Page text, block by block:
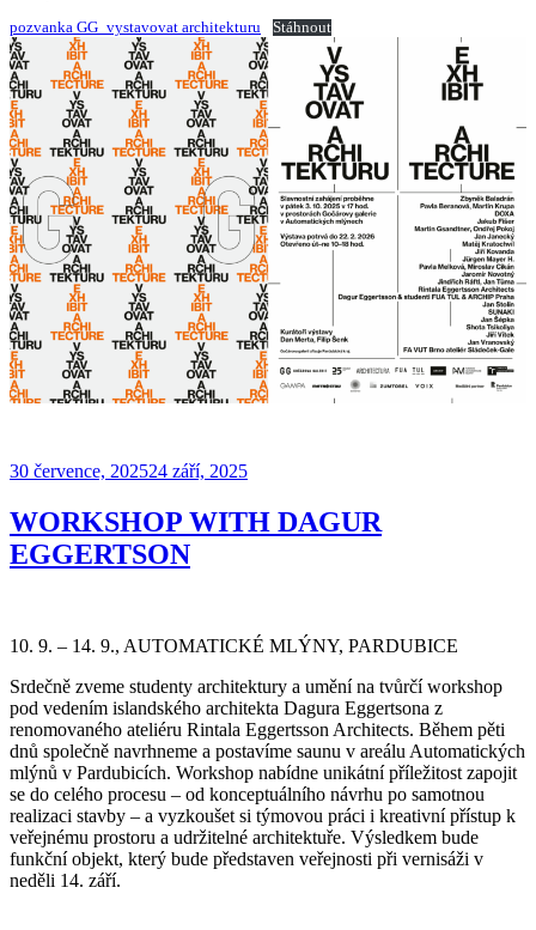
pozvanka GG_vystavovat architekturu Stáhnout
Publikováno
30 července, 202524 září, 2025
WORKSHOP WITH DAGUR
EGGERTSON
10. 9. – 14. 9., AUTOMATICKÉ MLÝNY, PARDUBICE
Srdečně zveme studenty architektury a umění na tvůrčí workshop
pod vedením islandského architekta Dagura Eggertsona z
renomovaného ateliéru Rintala Eggertsson Architects. Během pěti
dnů společně navrhneme a postavíme saunu v areálu Automatických
mlýnů v Pardubicích. Workshop nabídne unikátní příležitost zapojit
se do celého procesu – od konceptuálního návrhu po samotnou
realizaci stavby – a vyzkoušet si týmovou práci i kreativní přístup k
veřejnému prostoru a udržitelné architektuře. Výsledkem bude
funkční objekt, který bude představen veřejnosti při vernisáži v
neděli 14. září.